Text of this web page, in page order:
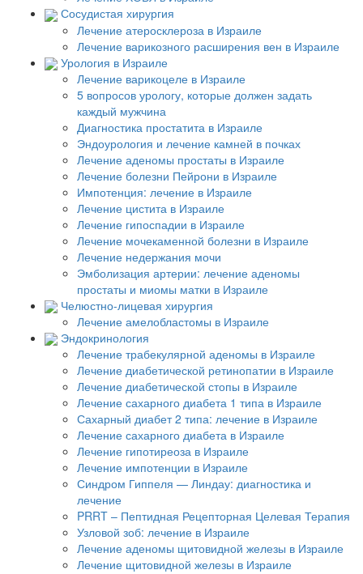
Сосудистая хирургия
Лечение атеросклероза в Израиле
Лечение варикозного расширения вен в Израиле
Урология в Израиле
Лечение варикоцеле в Израиле
5 вопросов урологу, которые должен задать
каждый мужчина
Диагностика простатита в Израиле
Эндоурология и лечение камней в почках
Лечение аденомы простаты в Израиле
Лечение болезни Пейрони в Израиле
Импотенция: лечение в Израиле
Лечение цистита в Израиле
Лечение гипоспадии в Израиле
Лечение мочекаменной болезни в Израиле
Лечение недержания мочи
Эмболизация артерии: лечение аденомы
простаты и миомы матки в Израиле
Челюстно-лицевая хирургия
Лечение амелобластомы в Израиле
Эндокринология
Лечение трабекулярной аденомы в Израиле
Лечение диабетической ретинопатии в Израиле
Лечение диабетической стопы в Израиле
Лечение сахарного диабета 1 типа в Израиле
Сахарный диабет 2 типа: лечение в Израиле
Лечение сахарного диабета в Израиле
Лечение гипотиреоза в Израиле
Лечение импотенции в Израиле
Синдром Гиппеля — Линдау: диагностика и
лечение
PRRT – Пептидная Рецепторная Целевая Терапия
Узловой зоб: лечение в Израиле
Лечение аденомы щитовидной железы в Израиле
Лечение щитовидной железы в Израиле